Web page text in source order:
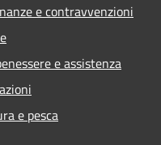
e contravvenzioni
e assistenza
e pesca